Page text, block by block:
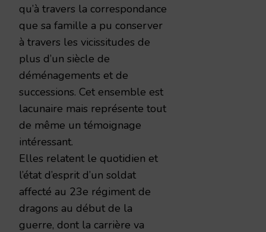
qu’à travers la correspondance
que sa famille a pu conserver
à travers les vicissitudes de
plus d’un siècle de
déménagements et de
successions. Cet ensemble est
lacunaire mais représente tout
de même un témoignage
intéressant.
Elles relatent le quotidien et
l’état d’esprit d’un soldat
affecté au 23e régiment de
dragons au début de la
guerre, dont la carrière va